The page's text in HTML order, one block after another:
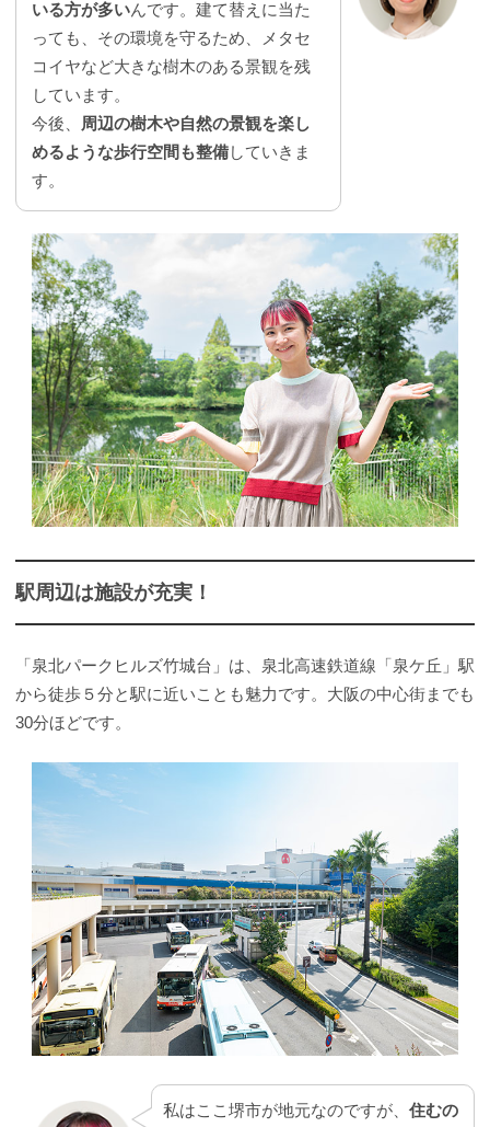
いる方が多いんです。建て替えに当た
っても、その環境を守るため、メタセ
コイヤなど大きな樹木のある景観を残
しています。
今後、
周辺の樹木や自然の景観を楽し
めるような歩行空間も整備していきま
す。
駅周辺は施設が充実！
「泉北パークヒルズ竹城台」は、泉北高速鉄道線「泉ケ丘」駅
から徒歩５分と駅に近いことも魅力です。大阪の中心街までも
30分ほどです。
私はここ堺市が地元なのですが、 住むの